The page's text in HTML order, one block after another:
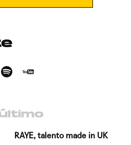
RAYE, talento made in UK